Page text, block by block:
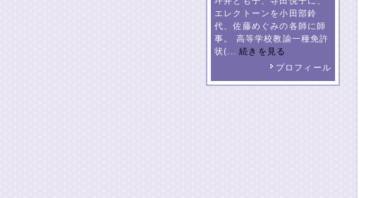
エレクトーンを小田部鈴
代、佐藤めぐみの各師に師
事。 高等学校教諭一種免許
状(...続きを見る
プロフィール